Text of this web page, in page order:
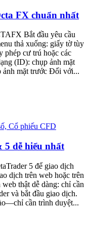
FX chuẩn nhất
Bắt đầu yêu cầu
thả xuống: giấy tờ tùy
phép cư trú hoặc các
(ID): chụp ảnh mặt
mặt trước Đối với...
Cổ phiếu CFD
5 dễ hiểu nhất
5 để giao dịch
dịch trên web hoặc trên
thật dễ dàng: chỉ cần
và bắt đầu giao dịch.
cần trình duyệt...